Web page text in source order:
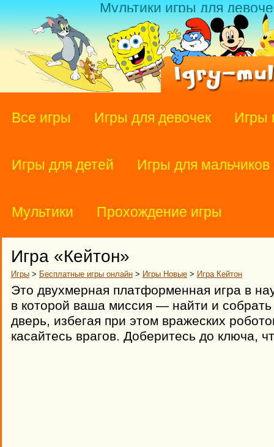
Мультики игры для
Все игры Игры для девочек Игры
Игры для детей Игры для мальчиков
Мультики Прохождение игры
Игра «Кейтон»
Игры > Бесплатные игры онлайн > Игры Новые > Игра Кейтон
Это двухмерная платформенная игра в
в которой ваша миссия — найти и
дверь, избегая при этом вражеских
касайтесь врагов. Доберитесь до ключа,